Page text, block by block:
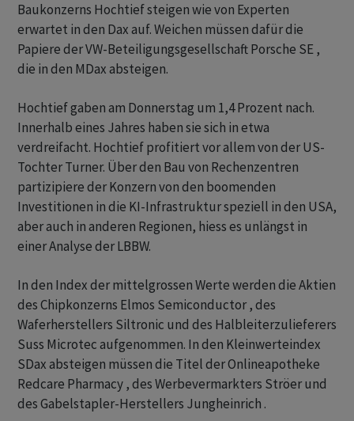
Baukonzerns Hochtief steigen wie von Experten
erwartet in den Dax auf. Weichen müssen dafür die
Papiere der VW-Beteiligungsgesellschaft Porsche SE ,
die in den MDax absteigen.
Hochtief gaben am Donnerstag um 1,4 Prozent nach.
Innerhalb eines Jahres haben sie sich in etwa
verdreifacht. Hochtief profitiert vor allem von der US-
Tochter Turner. Über den Bau von Rechenzentren
partizipiere der Konzern von den boomenden
Investitionen in die KI-Infrastruktur speziell in den USA,
aber auch in anderen Regionen, hiess es unlängst in
einer Analyse der LBBW.
In den Index der mittelgrossen Werte werden die Aktien
des Chipkonzerns Elmos Semiconductor , des
Waferherstellers Siltronic und des Halbleiterzulieferers
Suss Microtec aufgenommen. In den Kleinwerteindex
SDax absteigen müssen die Titel der Onlineapotheke
Redcare Pharmacy , des Werbevermarkters Ströer und
des Gabelstapler-Herstellers Jungheinrich .